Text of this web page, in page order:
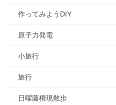
作ってみようDIY
原子力発電
小旅行
旅行
日曜藤権現散歩